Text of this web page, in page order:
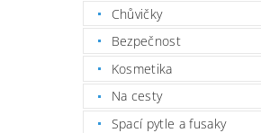
Chůvičky
Bezpečnost
Kosmetika
Na cesty
Spací pytle a fusaky